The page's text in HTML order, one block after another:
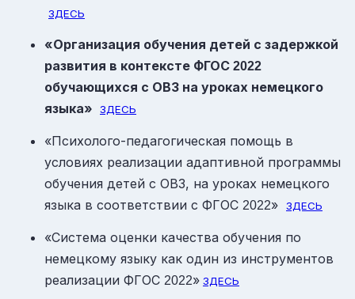
ЗДЕСЬ
«Организация обучения детей с задержкой
развития в контексте ФГОС 2022
обучающихся с ОВЗ на уроках немецкого
языка»
ЗДЕСЬ
«Психолого-педагогическая помощь в
условиях реализации адаптивной программы
обучения детей с ОВЗ, на уроках немецкого
языка в соответствии с ФГОС 2022» ЗДЕСЬ
«Система оценки качества обучения по
немецкому языку как один из инструментов
реализации ФГОС 2022» ЗДЕСЬ